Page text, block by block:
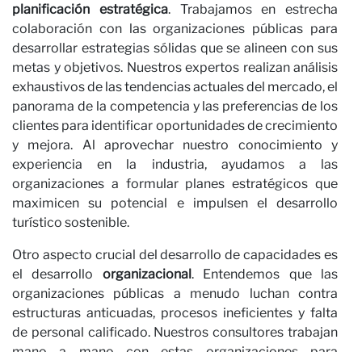
planificación estratégica. Trabajamos en estrecha
colaboración con las organizaciones públicas para
desarrollar estrategias sólidas que se alineen con sus
metas y objetivos. Nuestros expertos realizan análisis
exhaustivos de las tendencias actuales del mercado, el
panorama de la competencia y las preferencias de los
clientes para identificar oportunidades de crecimiento
y mejora. Al aprovechar nuestro conocimiento y
experiencia en la industria, ayudamos a las
organizaciones a formular planes estratégicos que
maximicen su potencial e impulsen el desarrollo
turístico sostenible.
Otro aspecto crucial del desarrollo de capacidades es
el desarrollo organizacional. Entendemos que las
organizaciones públicas a menudo luchan contra
estructuras anticuadas, procesos ineficientes y falta
de personal calificado. Nuestros consultores trabajan